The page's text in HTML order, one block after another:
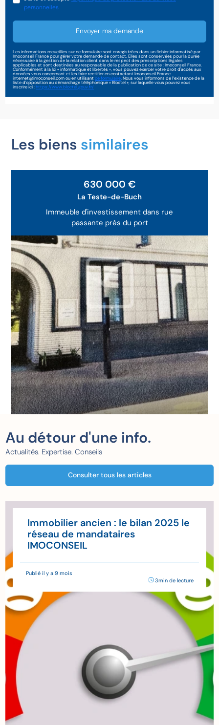
personnelles
Envoyer ma demande
Les informations recueillies sur ce formulaire sont enregistrées dans un fichier informatisé par
Imoconseil France pour gérer votre demande de contact. Elles sont conservées pour la durée
nécessaire à la gestion de la relation client dans le respect des prescriptions légales
applicables et sont destinées au responsable de la publication de ce site : Imoconseil France.
Conformément à la loi « informatique et libertés », vous pouvez exercer votre droit d'accès aux
données vous concernant et les faire rectifier en contactant Imoconseil France
internet@imoconseil.com ou en utilisantce formulaire. Nous vous informons de l’existence de la
liste d'opposition au démarchage téléphonique « Bloctel », sur laquelle vous pouvez vous
inscrire ici :https://www.bloctel.gouv.fr/
Les biens similaires
Immeuble d'investissement dans rue
passante près du port
630 000 €
La Teste-de-Buch
Au détour d'une info.
Actualités. Expertise. Conseils
Consulter tous les articles
Immobilier ancien : le bilan 2025 le
réseau de mandataires
IMOCONSEIL
Publié il y a 9 mois
3min de lecture